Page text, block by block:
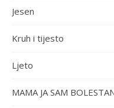
Jesen
Kruh i tijesto
Ljeto
MAMA JA SAM